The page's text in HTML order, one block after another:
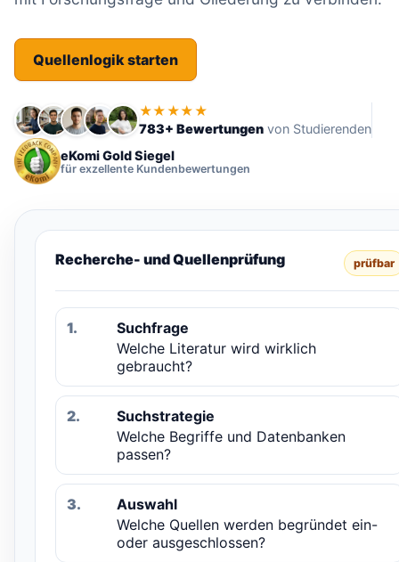
Quellenlogik starten
★★★★★
783+ Bewertungen von Studierenden
eKomi Gold Siegel
für exzellente Kundenbewertungen
Recherche- und Quellenprüfung prüfbar
1.
Suchfrage
Welche Literatur wird wirklich
gebraucht?
2.
Suchstrategie
Welche Begriffe und Datenbanken
passen?
3.
Auswahl
Welche Quellen werden begründet ein-
oder ausgeschlossen?